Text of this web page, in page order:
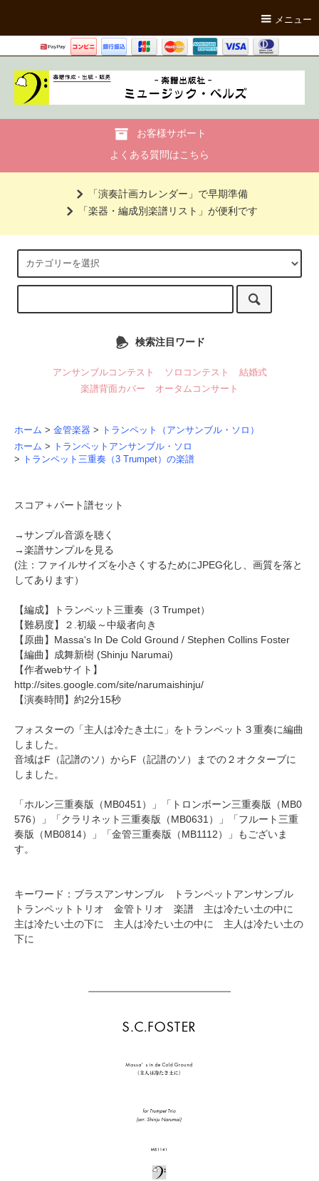
メニュー
お客様サポート
よくある質問はこちら
「演奏計画カレンダー」で早期準備
「楽器・編成別楽譜リスト」が便利です
検索注目ワード
アンサンブルコンテスト ソロコンテスト
結婚式
楽譜背面カバー
オータムコンサート
ホーム > 金管楽器 >
トランペット（アンサンブル・ソロ）
ホーム >
トランペットアンサンブル・ソロ
>
トランペット三重奏（3 Trumpet）の楽譜
スコア＋パート譜セット
→サンプル音源を聴く
→楽譜サンプルを見る
(注：ファイルサイズを小さくするためにJPEG化し、画質を落と
してあります）
【編成】 トランペット三重奏 （3 Trumpet）
【難易度】２.初級～中級者向き
【原曲】 Massa's In De Cold Ground / Stephen Collins Foster
【編曲】 成舞新樹 (Shinju Narumai)
【作者webサイト】
http://sites.google.com/site/narumaishinju/
【演奏時間】約2分15秒
フォスターの「主人は冷たき土に」をトランペット３重奏に編曲
しました。
音域はF（記譜のソ）からF（記譜のソ）までの２オクターブに
しました。
「ホルン三重奏版（MB0451） 」「 トロンボーン三重奏版（MB0
576）
」「クラリネット三重奏版（MB0631） 」「フルート三重
奏版（MB0814）
」「金管三重奏版（MB1112）
」もございま
す。
キーワード：ブラスアンサンブル トランペットアンサンブル
トランペットトリオ 金管トリオ 楽譜 主は冷たい土の中に
主は冷たい土の下に 主人は冷たい土の中に 主人は冷たい土の
下に